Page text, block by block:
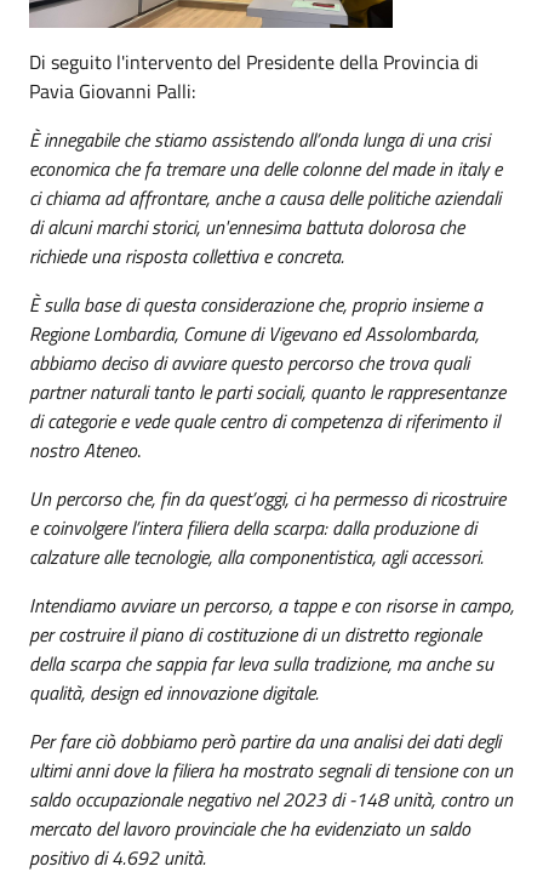
Di seguito l'intervento del Presidente della Provincia di
Pavia Giovanni Palli:
È innegabile che stiamo assistendo all’onda lunga di una crisi
economica che fa tremare una delle colonne del made in italy e
ci chiama ad affrontare, anche a causa delle politiche aziendali
di alcuni marchi storici, un'ennesima battuta dolorosa che
richiede una risposta collettiva e concreta.
È sulla base di questa considerazione che, proprio insieme a
Regione Lombardia, Comune di Vigevano ed Assolombarda,
abbiamo deciso di avviare questo percorso che trova quali
partner naturali tanto le parti sociali, quanto le rappresentanze
di categorie e vede quale centro di competenza di riferimento il
nostro Ateneo.
Un percorso che, fin da quest’oggi, ci ha permesso di ricostruire
e coinvolgere l’intera filiera della scarpa: dalla produzione di
calzature alle tecnologie, alla componentistica, agli accessori.
Intendiamo avviare un percorso, a tappe e con risorse in campo,
per costruire il piano di costituzione di un distretto regionale
della scarpa che sappia far leva sulla tradizione, ma anche su
qualità, design ed innovazione digitale.
Per fare ciò dobbiamo però partire da una analisi dei dati degli
ultimi anni dove la filiera ha mostrato segnali di tensione con un
saldo occupazionale negativo nel 2023 di -148 unità, contro un
mercato del lavoro provinciale che ha evidenziato un saldo
positivo di 4.692 unità.